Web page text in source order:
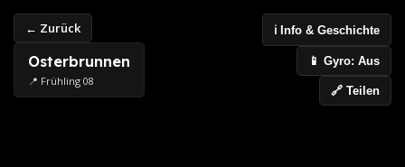
← Zurück
Osterbrunnen
📍 Frühling 08
ℹ️ Info & Geschichte
📱 Gyro: Aus
🔗 Teilen